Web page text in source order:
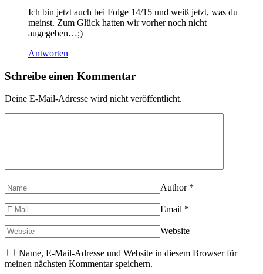
Ich bin jetzt auch bei Folge 14/15 und weiß jetzt, was du
meinst. Zum Glück hatten wir vorher noch nicht
augegeben…;)
Antworten
Schreibe einen Kommentar
Deine E-Mail-Adresse wird nicht veröffentlicht.
Author *
Email *
Website
Name, E-Mail-Adresse und Website in diesem Browser für
meinen nächsten Kommentar speichern.